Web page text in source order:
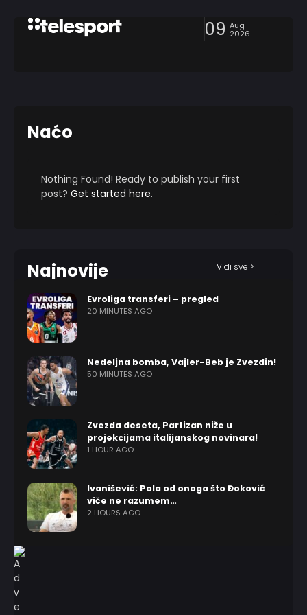
09 Aug
2026
Naćo
Nothing Found! Ready to publish your first
post? Get started here.
Najnovije Vidi sve >
Evroliga transferi – pregled
20 MINUTES AGO
Nedeljna bomba, Vajler-Beb je Zvezdin!
50 MINUTES AGO
Zvezda deseta, Partizan niže u
projekcijama italijanskog novinara!
1 HOUR AGO
Ivanišević: Pola od onoga što Đoković
viče ne razumem…
2 HOURS AGO